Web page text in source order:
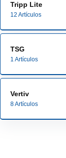
Tripp Lite
12 Artículos
TSG
1 Artículos
Vertiv
8 Artículos